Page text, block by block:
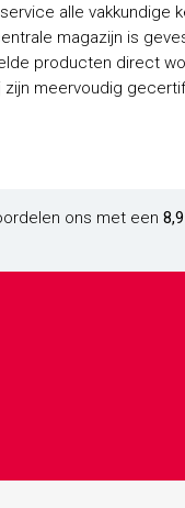
alle vakkundige
magazijn is
producten direct
ons met een 8,9